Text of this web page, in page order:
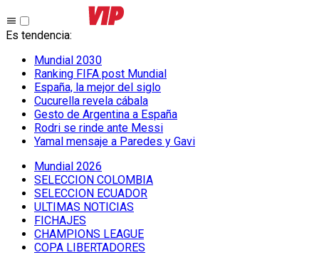
Es tendencia:
Mundial 2030
Ranking FIFA post Mundial
España, la mejor del siglo
Cucurella revela cábala
Gesto de Argentina a España
Rodri se rinde ante Messi
Yamal mensaje a Paredes y Gavi
Mundial 2026
SELECCION COLOMBIA
SELECCION ECUADOR
ULTIMAS NOTICIAS
FICHAJES
CHAMPIONS LEAGUE
COPA LIBERTADORES